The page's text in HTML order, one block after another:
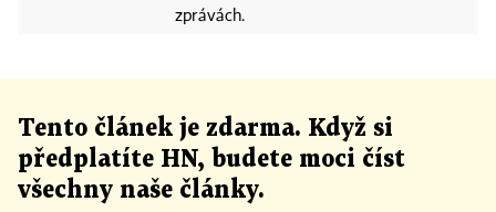
zprávách.
Tento článek je zdarma. Když si
předplatíte HN, budete moci číst
všechny naše články.